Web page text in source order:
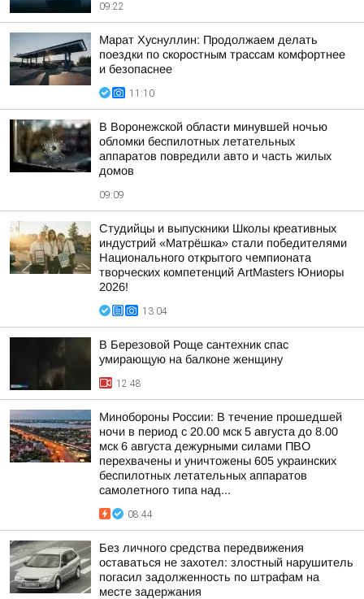
09:22
Марат Хуснуллин: Продолжаем делать
поездки по скоростным трассам комфортнее
и безопаснее
11:10
В Воронежской области минувшей ночью
обломки беспилотных летательных
аппаратов повредили авто и часть жилых
домов
09:09
Студийцы и выпускники Школы креативных
индустрий «Матрёшка» стали победителями
Национального открытого чемпионата
творческих компетенций ArtMasters Юниоры
2026!
13:04
В Березовой Роще сантехник спас
умирающую на балконе женщину
12:48
Минобороны России: В течение прошедшей
ночи в период с 20.00 мск 5 августа до 8.00
мск 6 августа дежурными силами ПВО
перехвачены и уничтожены 605 украинских
беспилотных летательных аппаратов
самолетного типа над...
08:44
Без личного средства передвижения
оставаться не захотел: злостный нарушитель
погасил задолженность по штрафам на
месте задержания